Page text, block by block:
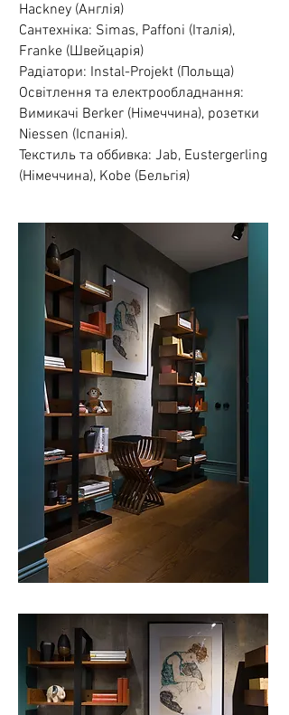
Hackney (Англія)
Сантехніка: Simas, Paffoni (Італія),
Franke (Швейцарія)
Радіатори: Instal-Projekt (Польща)
Освітлення та електрообладнання:
Вимикачі Berker (Німеччина), розетки
Niessen (Іспанія).
Текстиль та оббивка: Jab, Eustergerling
(Німеччина), Kobe (Бельгія)